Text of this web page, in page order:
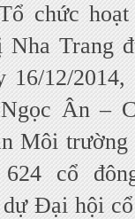
chức
Trang
16/12/
Ân –
Môi
cổ
Đại hội